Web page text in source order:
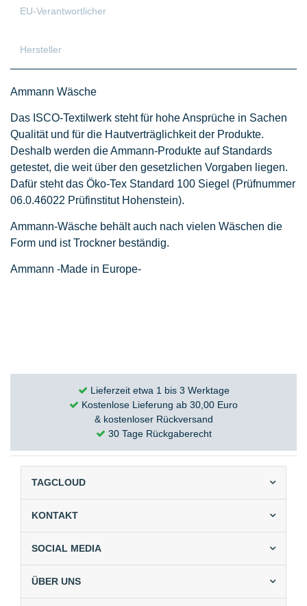
EU-Verantwortlicher
Hersteller
Ammann Wäsche
Das ISCO-Textilwerk steht für hohe Ansprüche in Sachen
Qualität und für die Hautverträglichkeit der Produkte.
Deshalb werden die Ammann-Produkte auf Standards
getestet, die weit über den gesetzlichen Vorgaben liegen.
Dafür steht das Öko-Tex Standard 100 Siegel (Prüfnummer
06.0.46022 Prüfinstitut Hohenstein).
Ammann-Wäsche behält auch nach vielen Wäschen die
Form und ist Trockner beständig.
Ammann -Made in Europe-
Lieferzeit etwa 1 bis 3 Werktage
Kostenlose Lieferung ab 30,00 Euro
& kostenloser Rückversand
30 Tage Rückgaberecht
TAGCLOUD
KONTAKT
SOCIAL MEDIA
ÜBER UNS